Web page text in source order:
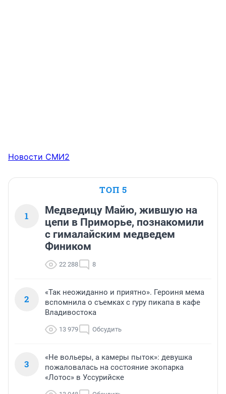
Новости СМИ2
ТОП 5
1
Медведицу Майю, жившую на
цепи в Приморье, познакомили
с гималайским медведем
Фиником
22 288 8
2
«Так неожиданно и приятно». Героиня мема
вспомнила о съемках с гуру пикапа в кафе
Владивостока
13 979 Обсудить
3
«Не вольеры, а камеры пыток»: девушка
пожаловалась на состояние экопарка
«Лотос» в Уссурийске